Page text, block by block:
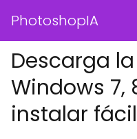
PhotoshopIA
Descarga
Windows 7,
instalar